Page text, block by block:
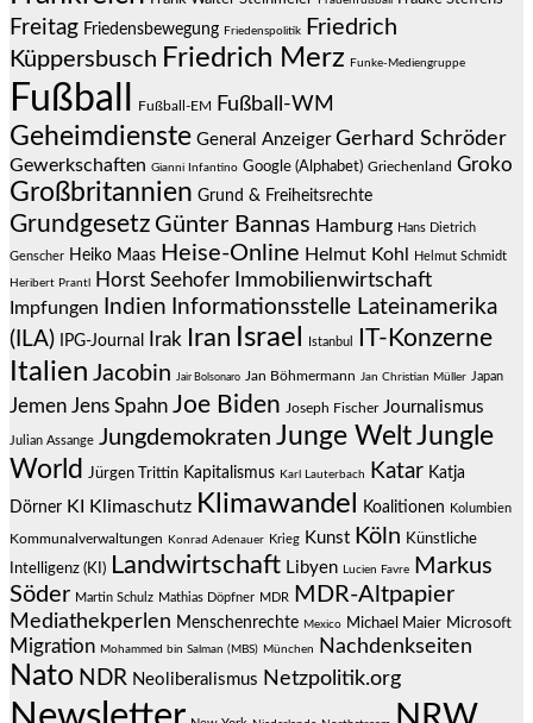
Freitag Friedensbewegung Friedenspolitik
Friedrich
Küppersbusch Friedrich Merz Funke-Mediengruppe
Fußball Fußball-EM Fußball-WM
Geheimdienste General Anzeiger Gerhard Schröder
Gewerkschaften Gianni Infantino Google (Alphabet) Griechenland Groko
Großbritannien Grund & Freiheitsrechte
Grundgesetz Günter Bannas Hamburg Hans Dietrich
Genscher Heiko Maas Heise-Online Helmut Kohl Helmut Schmidt
Heribert Prantl Horst Seehofer Immobilienwirtschaft
Impfungen Indien Informationsstelle Lateinamerika
(ILA)
IPG-Journal Irak Iran Israel Istanbul IT-Konzerne
Italien Jacobin Jair Bolsonaro Jan Böhmermann Jan Christian Müller Japan
Jemen Jens Spahn Joe Biden Joseph Fischer Journalismus
Julian Assange Jungdemokraten Junge WeltJungle
World Jürgen Trittin Kapitalismus Karl Lauterbach Katar Katja
Dörner KI Klimaschutz Klimawandel Koalitionen Kolumbien
Kommunalverwaltungen Konrad Adenauer Krieg Kunst Köln Künstliche
Intelligenz (KI) Landwirtschaft Libyen Lucien Favre
Markus
Söder Martin Schulz Mathias Döpfner MDR MDR-Altpapier
Mediathekperlen Menschenrechte Mexico Michael Maier Microsoft
Migration Mohammed bin Salman (MBS) München Nachdenkseiten
Nato NDR Neoliberalismus Netzpolitik.org